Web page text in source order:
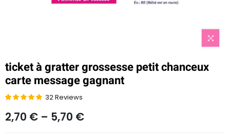
ticket à gratter grossesse petit chanceux
carte message gagnant
sur 5 basé
32Reviews
2,70 € – 5,70 €